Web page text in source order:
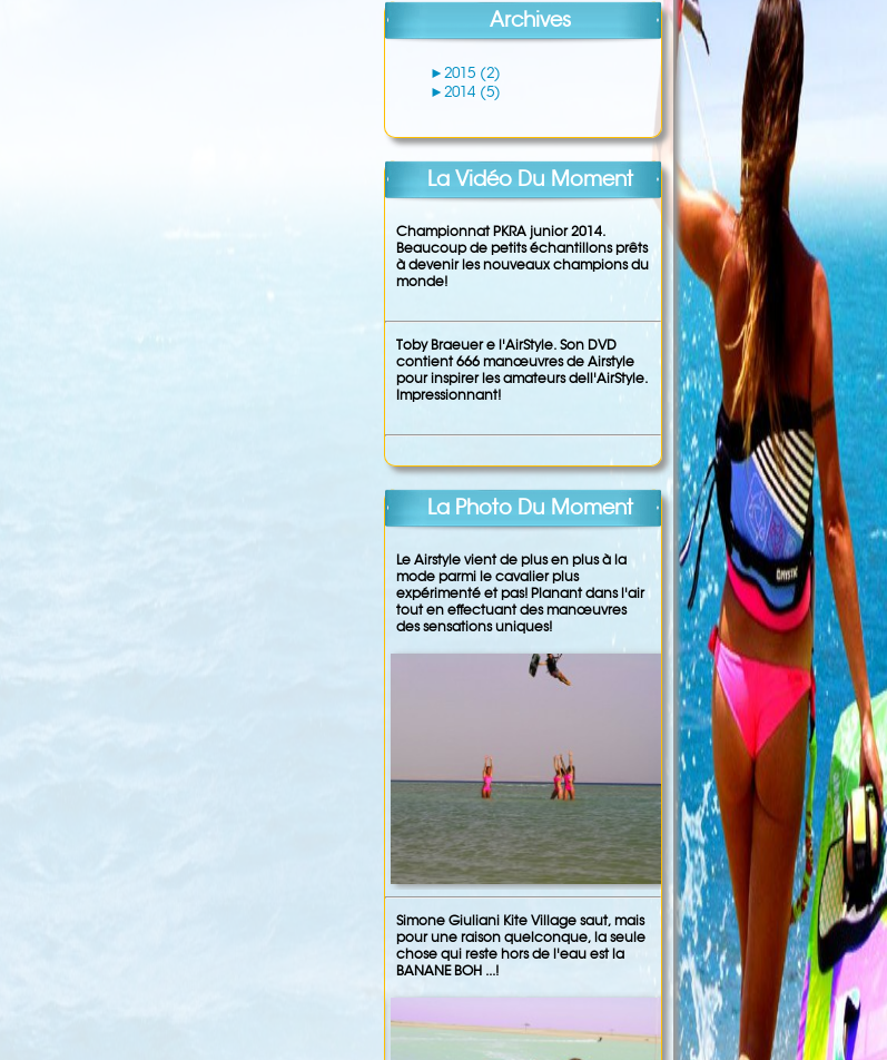
Archives
►2015 (2)
►2014 (5)
La Vidéo Du Moment
Championnat PKRA junior 2014.
Beaucoup de petits échantillons prêts
à devenir les nouveaux champions du
monde!
Toby Braeuer e l'AirStyle. Son DVD
contient 666 manœuvres de Airstyle
pour inspirer les amateurs dell'AirStyle.
Impressionnant!
La Photo Du Moment
Le Airstyle vient de plus en plus à la
mode parmi le cavalier plus
expérimenté et pas! Planant dans l'air
tout en effectuant des manœuvres
des sensations uniques!
Simone Giuliani Kite Village saut, mais
pour une raison quelconque, la seule
chose qui reste hors de l'eau est la
BANANE BOH ...!